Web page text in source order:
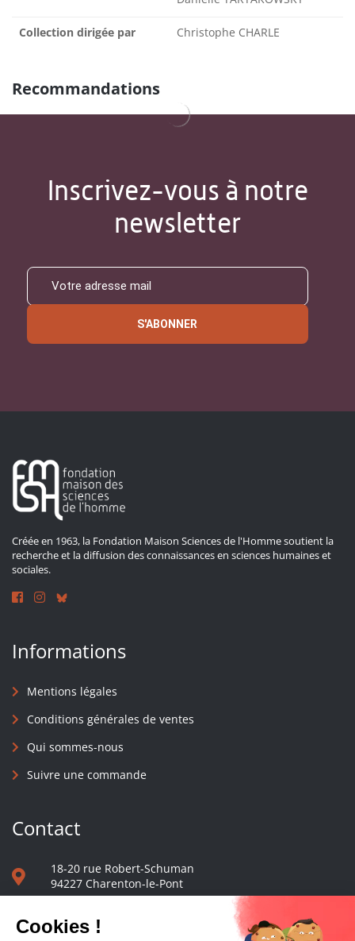
Collection dirigée par Christophe CHARLE
Recommandations
Inscrivez-vous à notre
newsletter
S'ABONNER
Créée en 1963, la Fondation Maison Sciences de l'Homme soutient la
recherche et la diffusion des connaissances en sciences humaines et
sociales.
Informations
Mentions légales
Conditions générales de ventes
Qui sommes-nous
Suivre une commande
Contact
18-20 rue Robert-Schuman
94227 Charenton-le-Pont